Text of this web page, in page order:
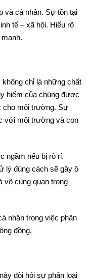
và cá nhân. Sự tồn tại
tế – xã hội. Hiểu rõ
chỉ là những chất
hiểm của chúng được
cho môi trường. Sự
với môi trường và con
ngầm nếu bị rò rỉ.
lý đúng cách sẽ gây ô
vô cùng quan trọng
nhân trong việc phân
đồng.
đòi hỏi sự phân loại